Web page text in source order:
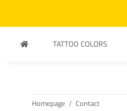
TATTOO COLORS
Homepage Contact